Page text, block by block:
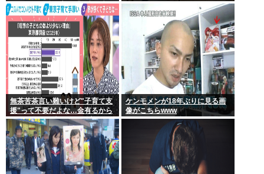
るわね？」他の官僚「(ブルブ
ル)」
無茶苦茶言い難いけど"子育て支
援"って不要だよな…金有るから
子供作ってる癖に更に政府から
たんまり金貰う屑だよ
ケンモメンが18年ぶりに見る画
像がこちらwww